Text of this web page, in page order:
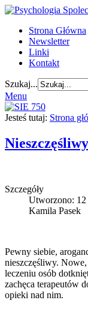
Strona Główna
Newsletter
Linki
Kontakt
Szukaj...
Menu
Jesteś tutaj: Strona
Szczegóły
Utworzono: 12
Kamila Pasek
Pewny siebie,
nieszczęśliwy.
leczeniu osób
zachęca terapeutów
opieki nad nim.